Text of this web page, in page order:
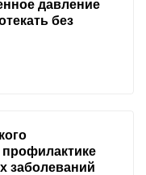
давление
без
профилактике
заболеваний